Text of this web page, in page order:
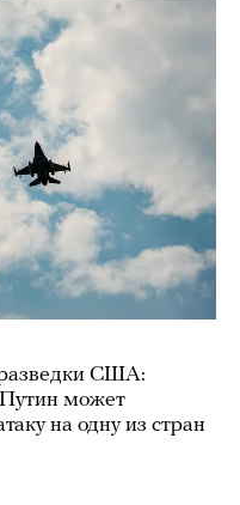
США:
может
на одну из стран